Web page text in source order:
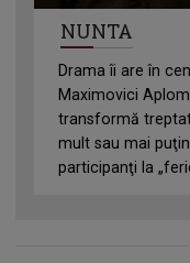
NUNTA
Drama îi are în
Maximovici
transformă
mult sau mai
participanţi la